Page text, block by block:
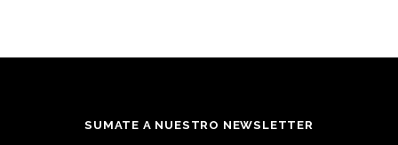
SUMATE A NUESTRO NEWSLETTER